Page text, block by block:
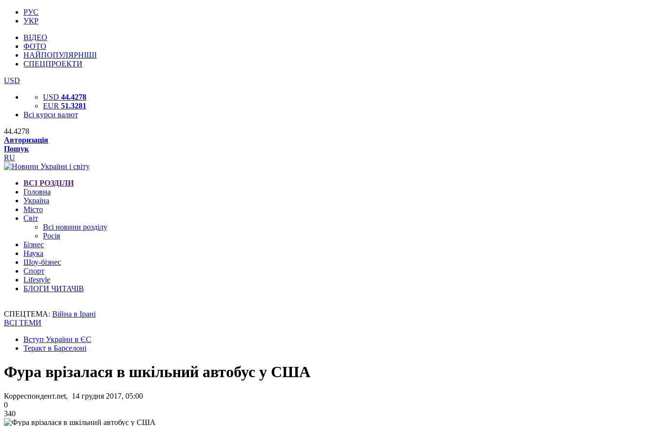
РУС
УКР
ВІДЕО
ФОТО
НАЙПОПУЛЯРНІШІ
СПЕЦПРОЕКТИ
USD
USD 44.4278
EUR 51.3281
Всі курси валют
44.4278
Авторизація
Пошук
RU
ВСІ РОЗДІЛИ
Головна
Україна
Місто
Світ
Всі новини розділу
Росія
Бізнес
Наука
Шоу-бізнес
Спорт
Lifestyle
БЛОГИ ЧИТАЧІВ
СПЕЦТЕМА: Війна в Ірані
ВСІ ТЕМИ
Вступ України в ЄС
Теракт в Барселоні
Фура врізалася в шкільний автобус у США
Корреспондент.net, 14 грудня 2017, 05:00
0
340